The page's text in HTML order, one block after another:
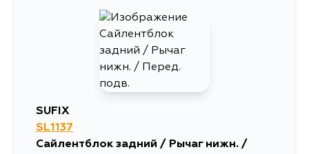
SUFIX
SL1137
Сайлентблок задний / Рычаг нижн. /